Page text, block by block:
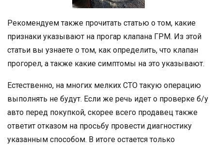
Рекомендуем также прочитать статью о том, какие
признаки указывают на прогар клапана ГРМ. Из этой
статьи вы узнаете о том, как определить, что клапан
прогорел, а также какие симптомы на это указывают.
Естественно, на многих мелких СТО такую операцию
выполнять не будут. Если же речь идет о проверке б/у
авто перед покупкой, скорее всего продавец также
ответит отказом на просьбу провести диагностику
указанным способом. В итоге остается только